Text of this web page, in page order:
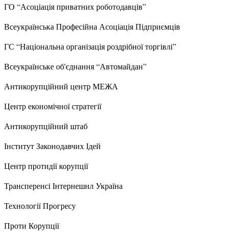
ГО “Асоціація приватних роботодавців”
Всеукраїнська Професійна Асоціація Підприємців
ГС “Національна організація роздрібної торгівлі”
Всеукраїнське об'єднання “Автомайдан”
Антикорупційний центр МЕЖА
Центр економічної стратегії
Антикорупційний штаб
Інститут Законодавчих Ідей
Центр протидії корупції
Трансперенсі Інтернешнл Україна
Технології Прогресу
Проти Корупції